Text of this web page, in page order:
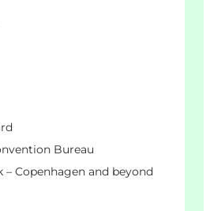
Bureau
– Copenhagen and beyond